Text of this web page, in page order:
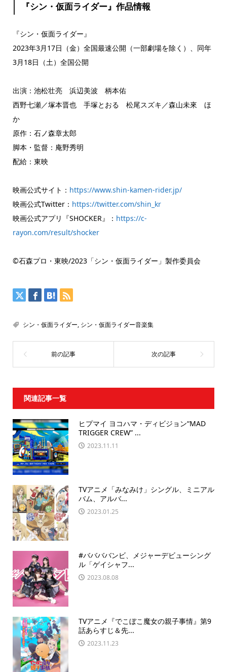
『シン・仮面ライダー』作品情報
『シン・仮面ライダー』
2023年3月17日（金）全国最速公開（一部劇場を除く）、同年
3月18日（土）全国公開
出演：池松壮亮 浜辺美波 柄本佑
西野七瀬／塚本晋也 手塚とおる 松尾スズキ／森山未來 ほ
か
原作：石ノ森章太郎
脚本・監督：庵野秀明
配給：東映
映画公式サイト： https://www.shin-kamen-rider.jp/
映画公式Twitter： https://twitter.com/shin_kr
映画公式アプリ『SHOCKER』： https://c-
rayon.com/result/shocker
©石森プロ・東映/2023「シン・仮面ライダー」製作委員会
シン・仮面ライダー, シン・仮面ライダー音楽集
関連記事一覧
ヒプマイ ヨコハマ・ディビジョン“MAD
TRIGGER CREW” ...
2023.11.11
TVアニメ「みなみけ」シングル、ミニアル
バム、アルバ...
2023.01.25
#ババババンビ、メジャーデビューシング
ル「ゲイシャフ...
2023.08.08
TVアニメ『でこぼこ魔女の親子事情』第9
話あらすじ＆先...
2023.11.23